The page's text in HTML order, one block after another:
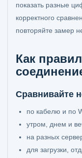
показать разные
корректного
повторяйте замер
Как
Сравнивайте
по кабелю и по
утром, днем и
на разных
для загрузки,